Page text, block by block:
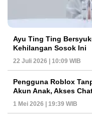
Ayu Ting Ting
Kehilangan Sosok Ini
22 Juli 2026 | 10:09 WIB
Pengguna Roblox
Akun Anak, Akses
1 Mei 2026 | 19:39 WIB